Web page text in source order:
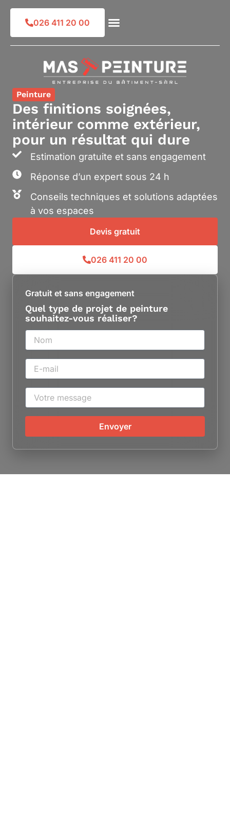
Skip
026 411 20 00
Peinture
Des finitions soignées,
intérieur comme extérieur,
pour un résultat qui dure
Estimation gratuite et sans engagement
Réponse d’un expert sous 24 h
Conseils techniques et solutions adaptées
à vos espaces
Devis gratuit
026 411 20 00
Gratuit et sans engagement
Quel type de projet de peinture
souhaitez-vous réaliser?
Envoyer